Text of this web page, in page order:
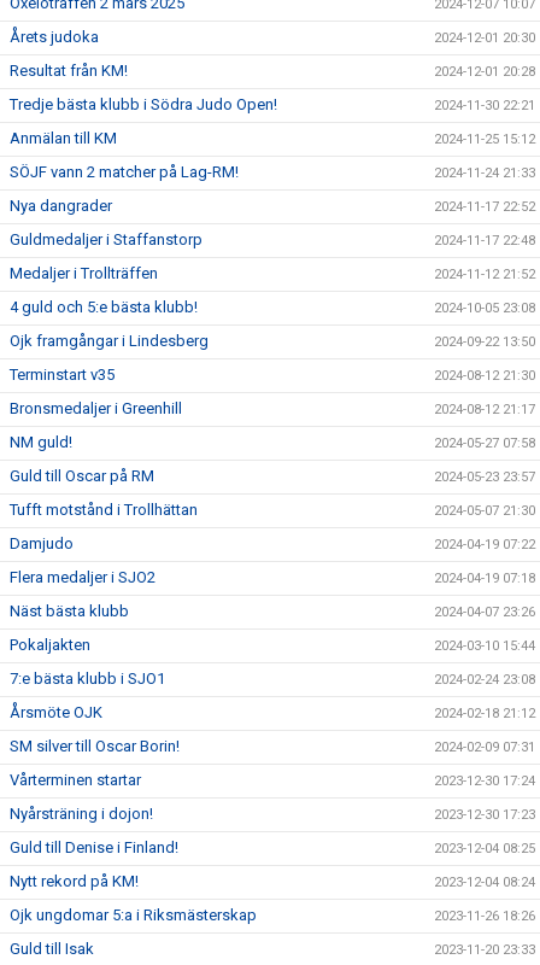
2024-12-07 10:07
Årets judoka 2024-12-01 20:30
Resultat från KM! 2024-12-01 20:28
Tredje bästa klubb i Södra Judo Open! 2024-11-30 22:21
Anmälan till KM 2024-11-25 15:12
SÖJF vann 2 matcher på Lag-RM! 2024-11-24 21:33
Nya dangrader 2024-11-17 22:52
Guldmedaljer i Staffanstorp 2024-11-17 22:48
Medaljer i Trollträffen 2024-11-12 21:52
4 guld och 5:e bästa klubb! 2024-10-05 23:08
Ojk framgångar i Lindesberg 2024-09-22 13:50
Terminstart v35 2024-08-12 21:30
Bronsmedaljer i Greenhill 2024-08-12 21:17
NM guld! 2024-05-27 07:58
Guld till Oscar på RM 2024-05-23 23:57
Tufft motstånd i Trollhättan 2024-05-07 21:30
Damjudo 2024-04-19 07:22
Flera medaljer i SJO2 2024-04-19 07:18
Näst bästa klubb 2024-04-07 23:26
Pokaljakten 2024-03-10 15:44
7:e bästa klubb i SJO1 2024-02-24 23:08
Årsmöte OJK 2024-02-18 21:12
SM silver till Oscar Borin! 2024-02-09 07:31
Vårterminen startar 2023-12-30 17:24
Nyårsträning i dojon! 2023-12-30 17:23
Guld till Denise i Finland! 2023-12-04 08:25
Nytt rekord på KM! 2023-12-04 08:24
Ojk ungdomar 5:a i Riksmästerskap 2023-11-26 18:26
Guld till Isak 2023-11-20 23:33